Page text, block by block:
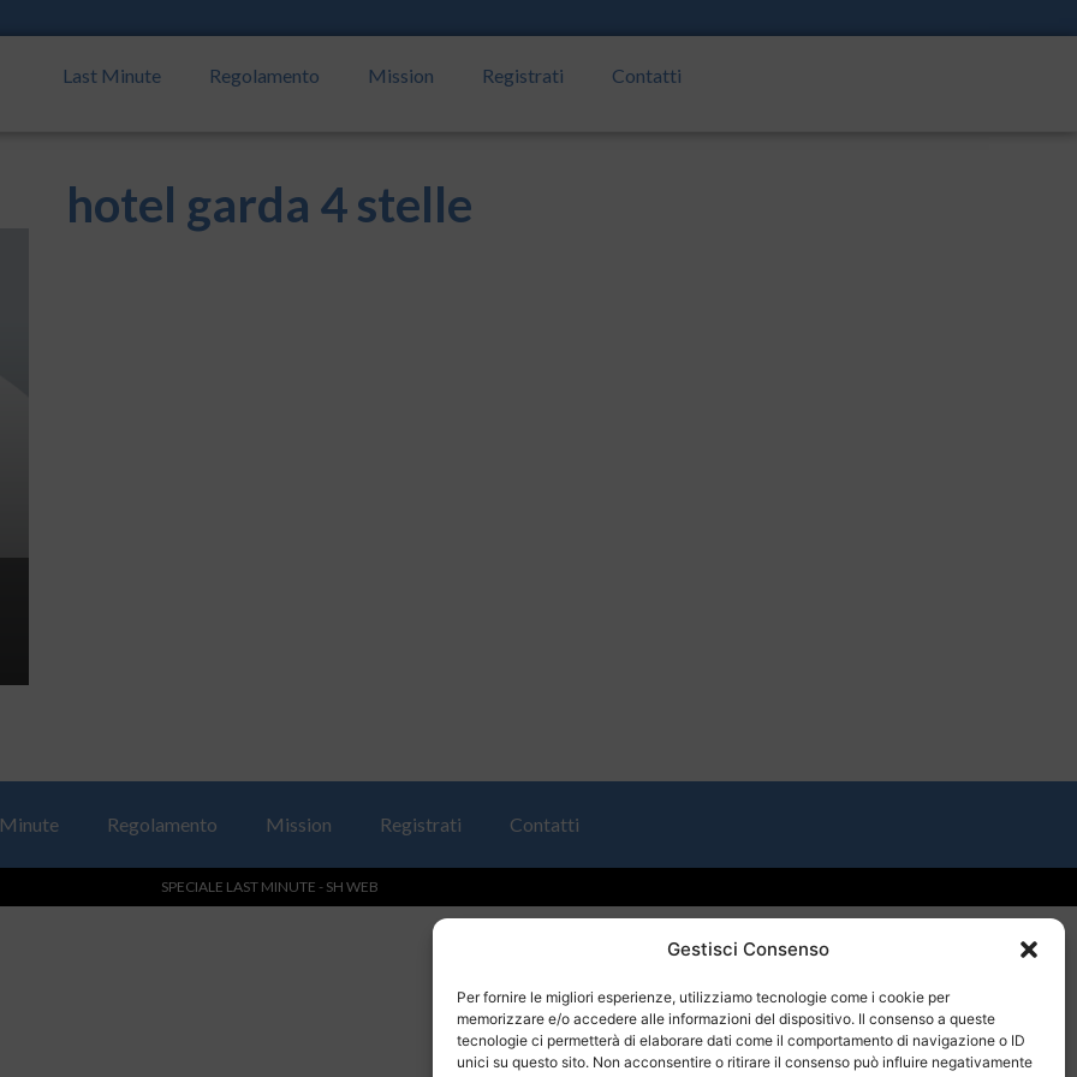
Gestisci Consenso
Per fornire le migliori esperienze, utilizziamo tecnologie come i cookie per
memorizzare e/o accedere alle informazioni del dispositivo. Il consenso a queste
tecnologie ci permetterà di elaborare dati come il comportamento di navigazione o ID
unici su questo sito. Non acconsentire o ritirare il consenso può influire negativamente
Last Minute Regolamento Mission Registrati Contatti
hotel garda 4 stelle
Regolamento Mission Registrati Contatti
SPECIALE LAST MINUTE - SH WEB